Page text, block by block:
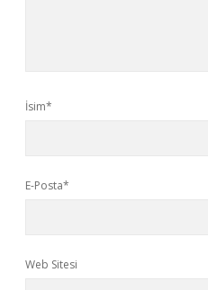
İsim*
E-Posta*
Web Sitesi